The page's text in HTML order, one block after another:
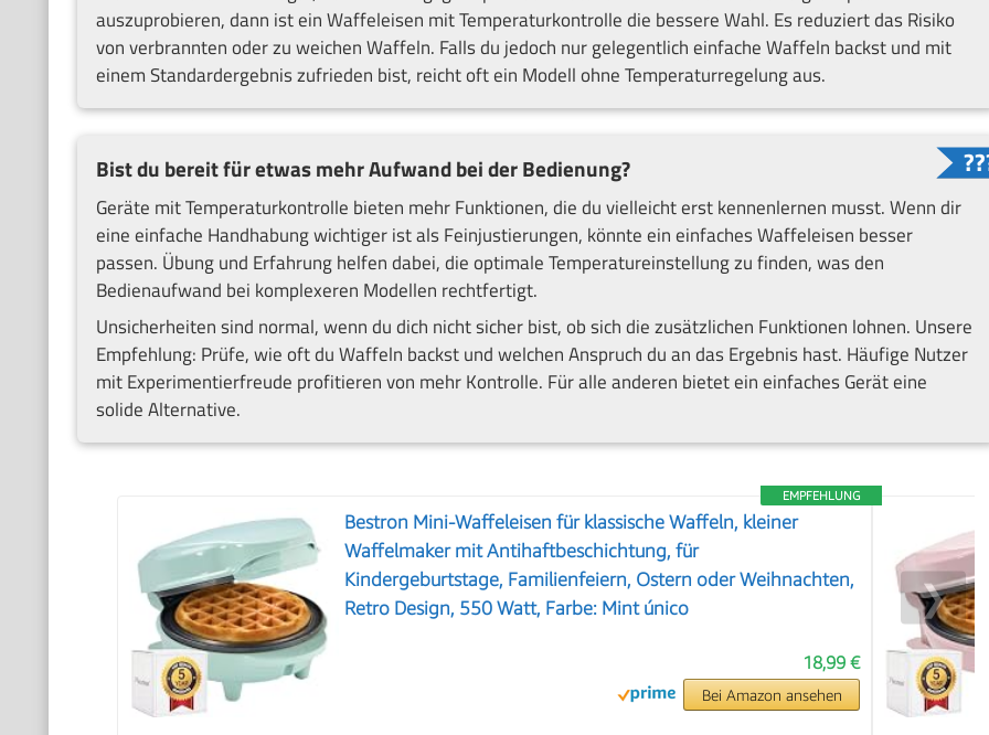
auszuprobieren, dann ist ein Waffeleisen mit Temperaturkontrolle die bessere Wahl. Es reduziert das Risiko
von verbrannten oder zu weichen Waffeln. Falls du jedoch nur gelegentlich einfache Waffeln backst und mit
einem Standardergebnis zufrieden bist, reicht oft ein Modell ohne Temperaturregelung aus.
Bist du bereit für etwas mehr Aufwand bei der Bedienung?
Geräte mit Temperaturkontrolle bieten mehr Funktionen, die du vielleicht erst kennenlernen musst. Wenn dir
eine einfache Handhabung wichtiger ist als Feinjustierungen, könnte ein einfaches Waffeleisen besser
passen. Übung und Erfahrung helfen dabei, die optimale Temperatureinstellung zu finden, was den
Bedienaufwand bei komplexeren Modellen rechtfertigt.
Unsicherheiten sind normal, wenn du dich nicht sicher bist, ob sich die zusätzlichen Funktionen lohnen. Unsere
Empfehlung: Prüfe, wie oft du Waffeln backst und welchen Anspruch du an das Ergebnis hast. Häufige Nutzer
mit Experimentierfreude profitieren von mehr Kontrolle. Für alle anderen bietet ein einfaches Gerät eine
solide Alternative.
EMPFEHLUNG
Bestron Mini-Waffeleisen für klassische Waffeln, kleiner
Waffelmaker mit Antihaftbeschichtung, für
Kindergeburtstage, Familienfeiern, Ostern oder Weihnachten,
Retro Design, 550 Watt, Farbe: Mint único
18,99 €
Bei Amazon ansehen
❯